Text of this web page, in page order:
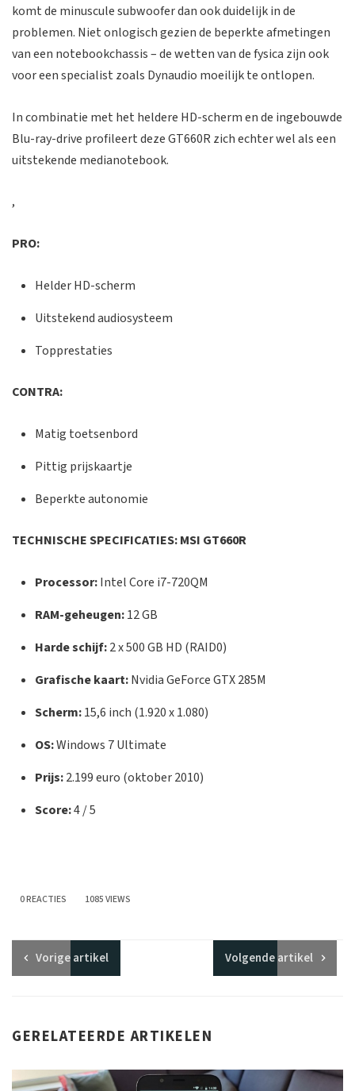
komt de minuscule subwoofer dan ook duidelijk in de
problemen. Niet onlogisch gezien de beperkte afmetingen
van een notebookchassis – de wetten van de fysica zijn ook
voor een specialist zoals Dynaudio moeilijk te ontlopen.
In combinatie met het heldere HD-scherm en de ingebouwde
Blu-ray-drive profileert deze GT660R zich echter wel als een
uitstekende medianotebook.
,
PRO:
Helder HD-scherm
Uitstekend audiosysteem
Topprestaties
CONTRA:
Matig toetsenbord
Pittig prijskaartje
Beperkte autonomie
TECHNISCHE SPECIFICATIES: MSI GT660R
Processor:Intel Core i7-720QM
RAM-geheugen:12 GB
Harde schijf:2 x 500 GB HD (RAID0)
Grafische kaart:Nvidia GeForce GTX 285M
Scherm:15,6 inch (1.920 x 1.080)
OS:Windows 7 Ultimate
Prijs:2.199 euro (oktober 2010)
Score:4 / 5
0 REACTIES 1085 VIEWS
Vorigeartikel Volgendeartikel
GERELATEERDE ARTIKELEN